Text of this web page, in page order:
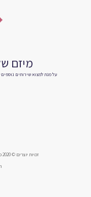
מיזם
על מנת למצוא שירותים
זכויות יוצרים © 2020 כל זכויות היוצרים באתר זה שמורות למשרד השלוחים